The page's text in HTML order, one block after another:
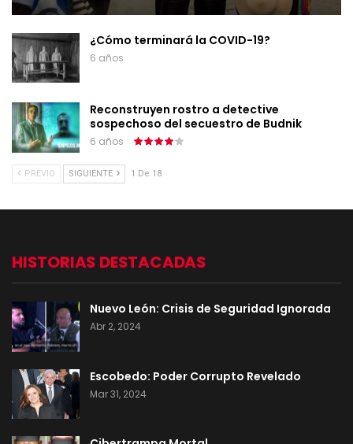
¿Cómo terminará la COVID-19?
6 años
Reconstruyen rostro a detective
sospechoso del secuestro de Budnik
6 años
PREVIO SIGUIENTE 1 De 18
HISTORIAS DESTACADAS
Nuevo León: Crisis de Seguridad Ignorada
Abr 2, 2024
Escobedo: Poder Corrupto Revelado
Mar 31, 2024